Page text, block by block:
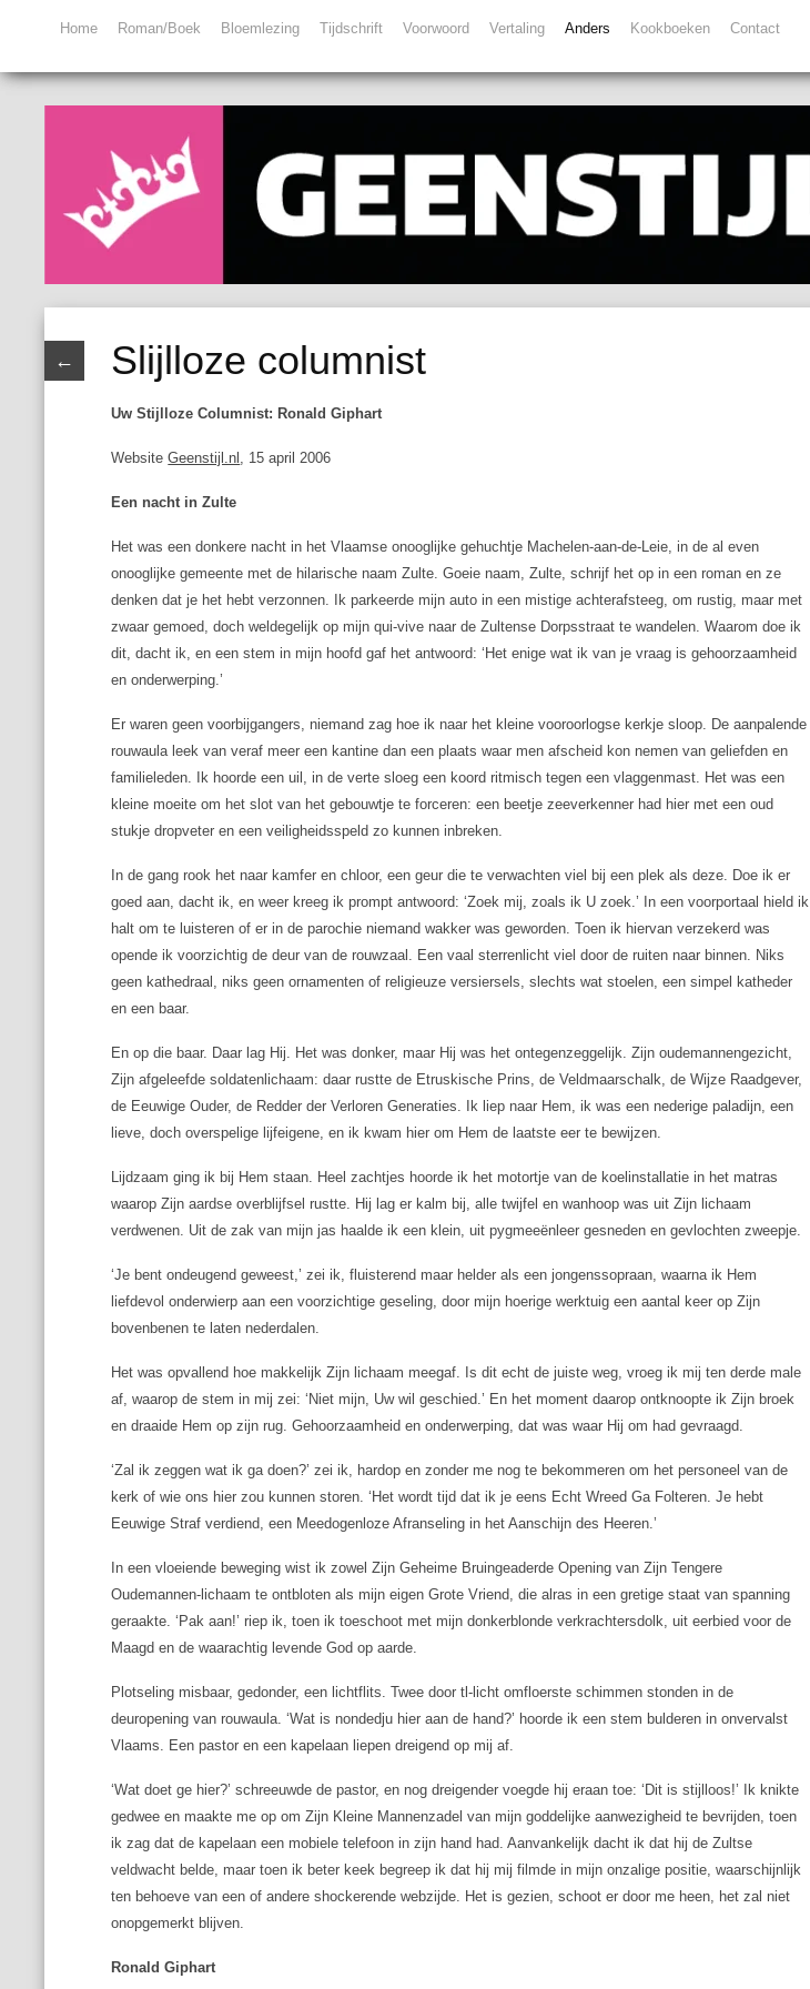
Home Roman/Boek Bloemlezing Tijdschrift Voorwoord Vertaling Anders Kookboeken Contact
← Slijlloze columnist
Uw Stijlloze Columnist: Ronald Giphart
WebsiteGeenstijl.nl , 15 april 2006
Een nacht in Zulte
Het was een donkere nacht in het Vlaamse onooglijke gehuchtje Machelen-aan-de-Leie, in de al even
onooglijke gemeente met de hilarische naam Zulte. Goeie naam, Zulte, schrijf het op in een roman en ze
denken dat je het hebt verzonnen. Ik parkeerde mijn auto in een mistige achterafsteeg, om rustig, maar met
zwaar gemoed, doch weldegelijk op mijn qui-vive naar de Zultense Dorpsstraat te wandelen. Waarom doe ik
dit, dacht ik, en een stem in mijn hoofd gaf het antwoord: ‘Het enige wat ik van je vraag is gehoorzaamheid
en onderwerping.’
Er waren geen voorbijgangers, niemand zag hoe ik naar het kleine vooroorlogse kerkje sloop. De aanpalende
rouwaula leek van veraf meer een kantine dan een plaats waar men afscheid kon nemen van geliefden en
familieleden. Ik hoorde een uil, in de verte sloeg een koord ritmisch tegen een vlaggenmast. Het was een
kleine moeite om het slot van het gebouwtje te forceren: een beetje zeeverkenner had hier met een oud
stukje dropveter en een veiligheidsspeld zo kunnen inbreken.
In de gang rook het naar kamfer en chloor, een geur die te verwachten viel bij een plek als deze. Doe ik er
goed aan, dacht ik, en weer kreeg ik prompt antwoord: ‘Zoek mij, zoals ik U zoek.’ In een voorportaal hield ik
halt om te luisteren of er in de parochie niemand wakker was geworden. Toen ik hiervan verzekerd was
opende ik voorzichtig de deur van de rouwzaal. Een vaal sterrenlicht viel door de ruiten naar binnen. Niks
geen kathedraal, niks geen ornamenten of religieuze versiersels, slechts wat stoelen, een simpel katheder
en een baar.
En op die baar. Daar lag Hij. Het was donker, maar Hij was het ontegenzeggelijk. Zijn oudemannengezicht,
Zijn afgeleefde soldatenlichaam: daar rustte de Etruskische Prins, de Veldmaarschalk, de Wijze Raadgever,
de Eeuwige Ouder, de Redder der Verloren Generaties. Ik liep naar Hem, ik was een nederige paladijn, een
lieve, doch overspelige lijfeigene, en ik kwam hier om Hem de laatste eer te bewijzen.
Lijdzaam ging ik bij Hem staan. Heel zachtjes hoorde ik het motortje van de koelinstallatie in het matras
waarop Zijn aardse overblijfsel rustte. Hij lag er kalm bij, alle twijfel en wanhoop was uit Zijn lichaam
verdwenen. Uit de zak van mijn jas haalde ik een klein, uit pygmeeënleer gesneden en gevlochten zweepje.
‘Je bent ondeugend geweest,’ zei ik, fluisterend maar helder als een jongenssopraan, waarna ik Hem
liefdevol onderwierp aan een voorzichtige geseling, door mijn hoerige werktuig een aantal keer op Zijn
bovenbenen te laten nederdalen.
Het was opvallend hoe makkelijk Zijn lichaam meegaf. Is dit echt de juiste weg, vroeg ik mij ten derde male
af, waarop de stem in mij zei: ‘Niet mijn, Uw wil geschied.’ En het moment daarop ontknoopte ik Zijn broek
en draaide Hem op zijn rug. Gehoorzaamheid en onderwerping, dat was waar Hij om had gevraagd.
‘Zal ik zeggen wat ik ga doen?’ zei ik, hardop en zonder me nog te bekommeren om het personeel van de
kerk of wie ons hier zou kunnen storen. ‘Het wordt tijd dat ik je eens Echt Wreed Ga Folteren. Je hebt
Eeuwige Straf verdiend, een Meedogenloze Afranseling in het Aanschijn des Heeren.’
In een vloeiende beweging wist ik zowel Zijn Geheime Bruingeaderde Opening van Zijn Tengere
Oudemannen-lichaam te ontbloten als mijn eigen Grote Vriend, die alras in een gretige staat van spanning
geraakte. ‘Pak aan!’ riep ik, toen ik toeschoot met mijn donkerblonde verkrachtersdolk, uit eerbied voor de
Maagd en de waarachtig levende God op aarde.
Plotseling misbaar, gedonder, een lichtflits. Twee door tl-licht omfloerste schimmen stonden in de
deuropening van rouwaula. ‘Wat is nondedju hier aan de hand?’ hoorde ik een stem bulderen in onvervalst
Vlaams. Een pastor en een kapelaan liepen dreigend op mij af.
‘Wat doet ge hier?’ schreeuwde de pastor, en nog dreigender voegde hij eraan toe: ‘Dit is stijlloos!’ Ik knikte
gedwee en maakte me op om Zijn Kleine Mannenzadel van mijn goddelijke aanwezigheid te bevrijden, toen
ik zag dat de kapelaan een mobiele telefoon in zijn hand had. Aanvankelijk dacht ik dat hij de Zultse
veldwacht belde, maar toen ik beter keek begreep ik dat hij mij filmde in mijn onzalige positie, waarschijnlijk
ten behoeve van een of andere shockerende webzijde. Het is gezien, schoot er door me heen, het zal niet
onopgemerkt blijven.
Ronald Giphart